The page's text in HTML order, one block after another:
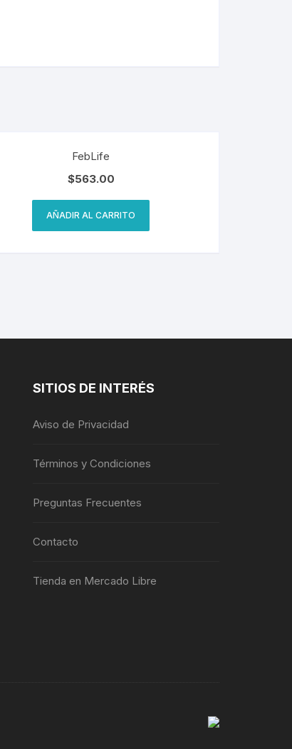
FebLife
$563.00
AÑADIR AL CARRITO
SITIOS DE INTERÉS
Aviso de Privacidad
Términos y Condiciones
Preguntas Frecuentes
Contacto
Tienda en Mercado Libre